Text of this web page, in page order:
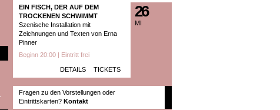
26
MI
EIN FISCH, DER AUF DEM
TROCKENEN SCHWIMMT
Szenische Installation mit
Zeichnungen und Texten von Erna
Pinner
Beginn 20:00 | Eintritt frei
DETAILS TICKETS
Fragen zu den Vorstellungen oder
Eintrittskarten? Kontakt